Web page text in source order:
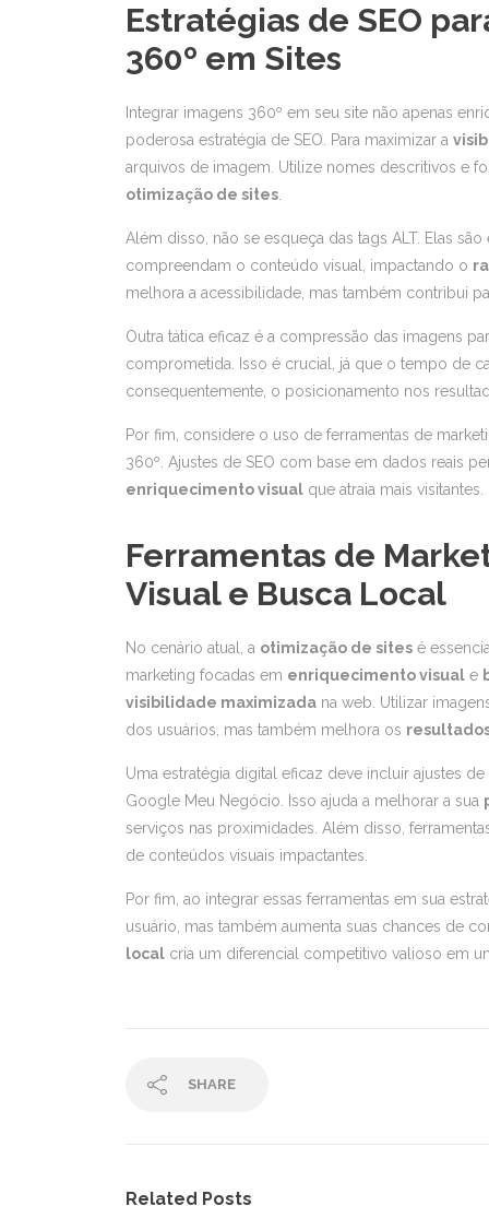
Estratégias de SEO
360º em Sites
Integrar imagens 360º em seu site não apenas
poderosa estratégia de SEO. Para maximizar a
arquivos de imagem. Utilize nomes descritivos e
otimização de sites
Além disso, não se esqueça das tags ALT. Elas
compreendam o conteúdo visual, impactando o
melhora a acessibilidade, mas também contribui
Outra tática eficaz é a compressão das imagens
comprometida. Isso é crucial, já que o tempo de
consequentemente, o posicionamento nos
Por fim, considere o uso de ferramentas de
360º. Ajustes de SEO com base em dados reais
enriquecimento visual que atraia mais visitantes.
Ferramentas de
Visual e Busca Local
No cenário atual, a otimização de sites é
marketing focadas em enriquecimento visual e
visibilidade maximizada na web. Utilizar
dos usuários, mas também melhora os
Uma estratégia digital eficaz deve incluir ajustes de
Google Meu Negócio. Isso ajuda a melhorar a sua
serviços nas proximidades. Além disso,
de conteúdos visuais impactantes.
Por fim, ao integrar essas ferramentas em sua
usuário, mas também aumenta suas chances de
local cria um diferencial competitivo valioso em
SHARE
Related Posts